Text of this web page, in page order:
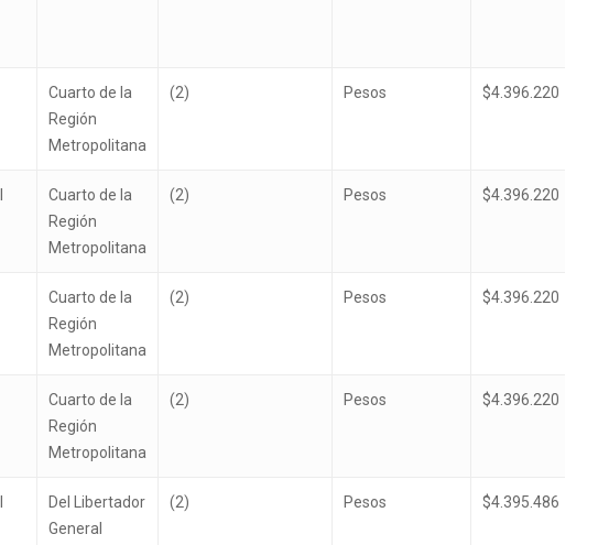
Cuarto de la
Región
Metropolitana
(2) Pesos $4.396.220
Cuarto de la
Región
Metropolitana
(2) Pesos $4.396.220
Cuarto de la
Región
Metropolitana
(2) Pesos $4.396.220
Cuarto de la
Región
Metropolitana
(2) Pesos $4.396.220
Del Libertador
General
(2) Pesos $4.395.486